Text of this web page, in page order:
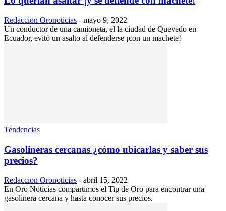
Redaccion Oronoticias - mayo 9, 2022
Un conductor de una camioneta, el la ciudad de Quevedo en
Ecuador, evitó un asalto al defenderse ¡con un machete!
Tendencias
Gasolineras cercanas ¿cómo ubicarlas y saber sus
precios?
Redaccion Oronoticias - abril 15, 2022
En Oro Noticias compartimos el Tip de Oro para encontrar una
gasolinera cercana y hasta conocer sus precios.